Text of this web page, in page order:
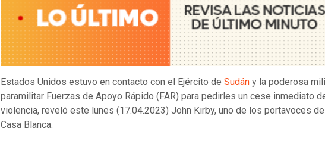
Estados Unidos estuvo en contacto con el Ejército de Sudán y la poderosa
paramilitar Fuerzas de Apoyo Rápido (FAR) para pedirles un cese inmediato
violencia, reveló este lunes (17.04.2023) John Kirby, uno de los portavoces
Casa Blanca.